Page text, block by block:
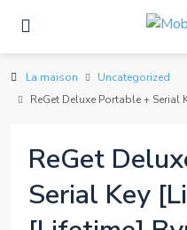
La maison
Uncategorized
ReGet Deluxe Portable + Serial
ReGet
Serial Key